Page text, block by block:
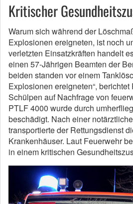
Kritischer
Warum sich während der
Explosionen ereigneten, ist noch
verletzten Einsatzkräften handelt
einen 57-Jährigen Beamten der
beiden standen vor einem
Explosionen ereigneten“,
Schülpen auf Nachfrage von
PTLF 4000 wurde durch
beschädigt. Nach einer
transportierte der Rettungsdienst
Krankenhäuser. Laut Feuerwehr
in einem kritischen